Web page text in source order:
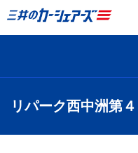
リパーク西中洲第